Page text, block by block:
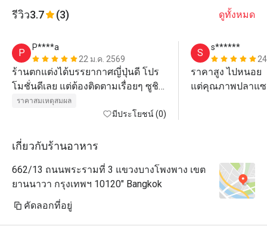
รีวิว3.7 (3) ดูทั้งหมด
P
P****a
22 ม.ค. 2569
ร้านตกแต่งได้บรรยากาศญี่ปุ่นดี โปร
โมชั่นดีเลย แต่ต้องติดตามเรื่อยๆ ซูชิ
ซาซิมิเทียบราคากับคุณภาพ ถือว่าดี
ราคาสมเหตุสมผล
มีประโยชน์ (0)
S
s******
ราคาสูง ไปหนอย
แต่คุณภาพปลาแ
เกี่ยวกับร้านอาหาร
662/13 ถนนพระรามที่ 3 แขวงบางโพงพาง เขต
ยานนาวา กรุงเทพฯ 10120" Bangkok
คัดลอกที่อยู่